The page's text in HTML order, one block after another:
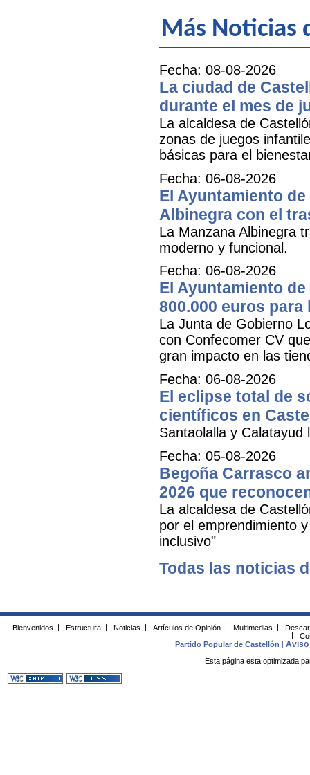
Más Noticias
Fecha: 08-08-2026
La ciudad de
durante el mes de
La alcaldesa de
zonas de juegos
básicas para el
Fecha: 06-08-2026
El Ayuntamiento
Albinegra con el
La Manzana Albinegra
moderno y funcional.
Fecha: 06-08-2026
El Ayuntamiento
800.000 euros
La Junta de Gobierno
con Confecomer CV
gran impacto en las
Fecha: 06-08-2026
El eclipse total de
científicos en
Santaolalla y Calatayud
Fecha: 05-08-2026
Begoña Carrasco
2026 que
La alcaldesa de
por el emprendimiento
inclusivo"
Todas las noticias
Bienvenidos Estructura Noticias Artículos de Opinión Multimedias
Partido Popular de Castellón
|Aviso
Esta página esta optimizada